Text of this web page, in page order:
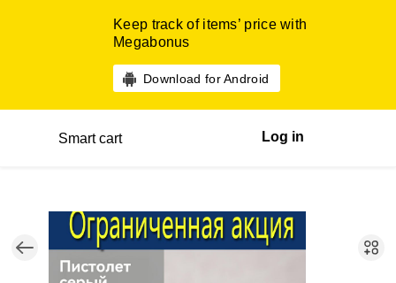
Keep track of items’ price with
Megabonus
Download for Android
Smart cart Log in